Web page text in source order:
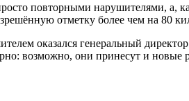
повторными нарушителями,
отметку более чем на 80
оказался генеральный
возможно, они принесут и новые